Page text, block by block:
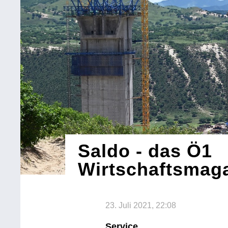
Saldo - das Ö1
23. Juli 2021, 22:08